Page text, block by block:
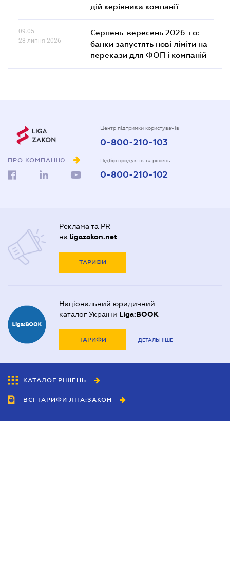
дій керівника компанії
09.05
28 липня 2026
Серпень-вересень 2026-го:
банки запустять нові ліміти на
перекази для ФОП і компаній
ПРО КОМПАНІЮ
Центр підтримки користувачів
0-800-210-103
Підбір продуктів та рішень
0-800-210-102
Реклама та PR
на ligazakon.net
ТАРИФИ
Національний юридичний
каталог України Liga:BOOK
ТАРИФИ ДЕТАЛЬНІШЕ
КАТАЛОГ РІШЕНЬ
ВСІ ТАРИФИ ЛІГА:ЗАКОН